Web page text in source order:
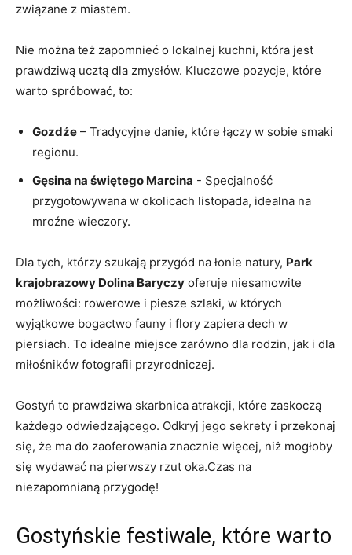
związane z miastem.
Nie można też zapomnieć‌ o lokalnej kuchni, która jest
prawdziwą ucztą dla zmysłów. Kluczowe pozycje, które
warto spróbować, to:
Gozdźe – Tradycyjne danie, które łączy w ⁢sobie​ smaki
regionu.
Gęsina na świętego Marcina ⁤- Specjalność
⁤przygotowywana w okolicach listopada, idealna na
mroźne wieczory.
Dla tych, którzy szukają przygód na ‌łonie ⁤natury, Park
krajobrazowy Dolina‍ Baryczy oferuje niesamowite
możliwości: rowerowe i piesze szlaki, w których
wyjątkowe bogactwo fauny i⁢ flory zapiera dech w
piersiach. To idealne⁢ miejsce zarówno dla rodzin,⁤ jak i dla
miłośników fotografii przyrodniczej.
Gostyń to prawdziwa skarbnica atrakcji, które zaskoczą
⁢każdego odwiedzającego. Odkryj jego sekrety i przekonaj
się, że ma do zaoferowania znacznie więcej, niż mogłoby
się wydawać na pierwszy rzut oka.Czas na
niezapomnianą przygodę!
Gostyńskie festiwale,⁣ które warto